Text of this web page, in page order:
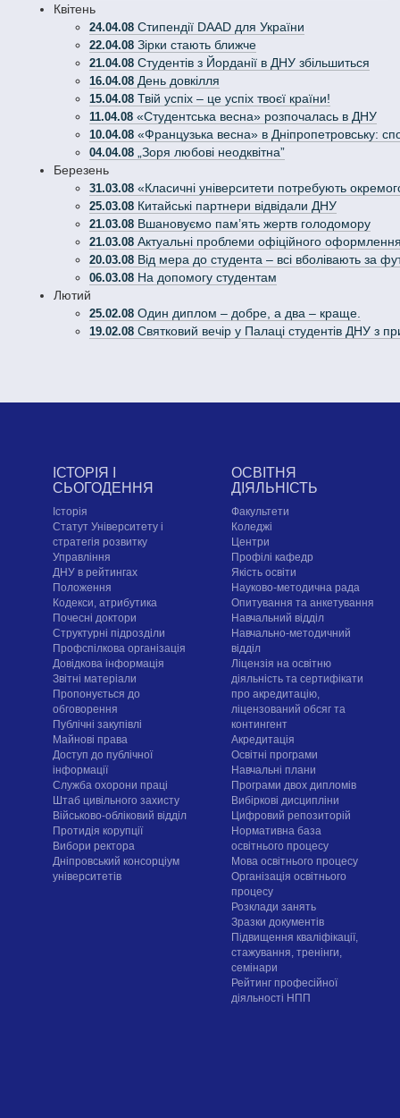
Квітень
24.04.08Стипендії DAAD для України
22.04.08Зірки стають ближче
21.04.08Студентів з Йорданії в ДНУ збільшиться
16.04.08День довкілля
15.04.08Твій успіх – це успіх твоєї країни!
11.04.08«Студентська весна» розпочалась в ДНУ
10.04.08«Французька весна» в Дніпропетровську:
04.04.08„Зоря любові неодквітна”
Березень
31.03.08«Класичні університети потребують
25.03.08Китайські партнери відвідали ДНУ
21.03.08Вшановуємо пам’ять жертв голодомору
21.03.08Актуальні проблеми офіційного
20.03.08Від мера до студента – всі вболівають за
06.03.08На допомогу студентам
Лютий
25.02.08Один диплом – добре, а два – краще.
19.02.08Святковий вечір у Палаці студентів ДНУ з
ІСТОРІЯ І
СЬОГОДЕННЯ
Історія
Статут Університету і
стратегія розвитку
Управління
ДНУ в рейтингах
Положення
Кодекси, атрибутика
Почесні доктори
Структурні підрозділи
Профспілкова організація
Довідкова інформація
Звітні матеріали
Пропонується до
обговорення
Публічні закупівлі
Майнові права
Доступ до публічної
інформації
Служба охорони праці
Штаб цивільного захисту
Військово-обліковий відділ
Протидія корупції
Вибори ректора
Дніпровський консорціум
університетів
ОСВІТНЯ
ДІЯЛЬНІСТЬ
Факультети
Коледжі
Центри
Профілі кафедр
Якість освіти
Науково-методична рада
Опитування та анкетування
Навчальний відділ
Навчально-методичний
відділ
Ліцензія на освітню
діяльність та сертифікати
про акредитацію,
ліцензований обсяг та
контингент
Акредитація
Освітні програми
Навчальні плани
Програми двох дипломів
Вибіркові дисципліни
Цифровий репозиторій
Нормативна база
освітнього процесу
Мова освітнього процесу
Організація освітнього
процесу
Розклади занять
Зразки документів
Підвищення кваліфікації,
стажування, тренінги,
семінари
Рейтинг професійної
діяльності НПП